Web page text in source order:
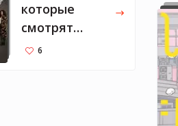
которые
смотрят
Мелинда и
6